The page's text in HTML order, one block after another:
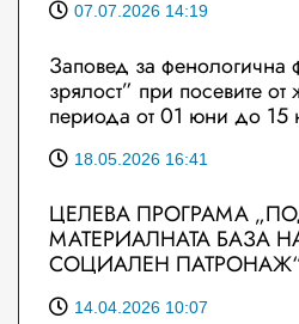
07.07.2026 14:19
Заповед за фенологична
зрялост” при посевите от
периода от 01 юни до 15
18.05.2026 16:41
ЦЕЛЕВА ПРОГРАМА
МАТЕРИАЛНАТА БАЗА
СОЦИАЛЕН
14.04.2026 10:07